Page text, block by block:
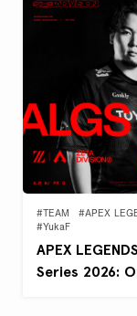
#TEAM #APEX
#YukaF
APEX
Series 2026: